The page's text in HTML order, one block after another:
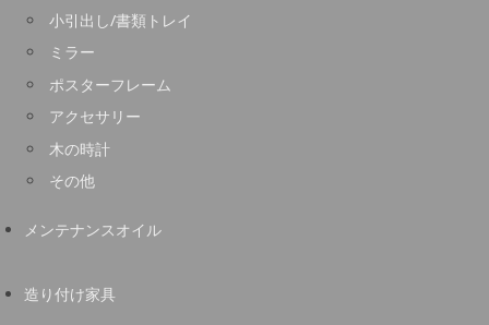
小引出し/書類トレイ
ミラー
ポスターフレーム
アクセサリー
木の時計
その他
メンテナンスオイル
造り付け家具